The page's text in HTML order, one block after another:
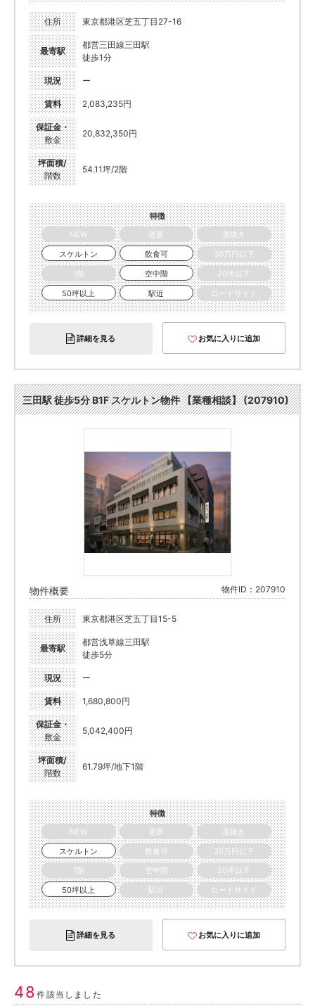
住所 東京都港区芝五丁目27-16
最寄駅
都営三田線三田駅
徒歩1分
現況 ー
賃料 2,083,235円
保証金・
敷金
20,832,350円
坪面積/
階数
54.11坪/2階
特徴
NEW
更新
居抜き
スケルトン
飲食可
30万円以下
1階
空中階
20坪以下
50坪以上
駅近 ロードサイド
詳細を見る お気に入りに追加
三田駅 徒歩5分 B1F スケルトン物件 【業種相談】 (207910)
物件概要 物件ID：207910
住所 東京都港区芝五丁目15-5
最寄駅
都営浅草線三田駅
徒歩5分
現況 ー
賃料 1,680,800円
保証金・
敷金
5,042,400円
坪面積/
階数
61.79坪/地下1階
特徴
NEW
更新
居抜き
スケルトン
飲食可
30万円以下
1階
空中階
20坪以下
50坪以上
駅近 ロードサイド
詳細を見る お気に入りに追加
48件該当しました